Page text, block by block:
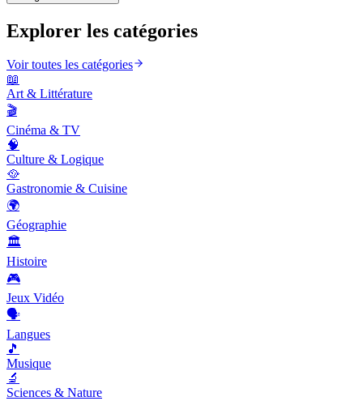
Explorer les catégories
Voir toutes les catégories
📖
Art & Littérature
🎬
Cinéma & TV
🧠
Culture & Logique
🥘
Gastronomie & Cuisine
🌍
Géographie
🏛️
Histoire
🎮
Jeux Vidéo
🗣️
Langues
🎵
Musique
🔬
Sciences & Nature